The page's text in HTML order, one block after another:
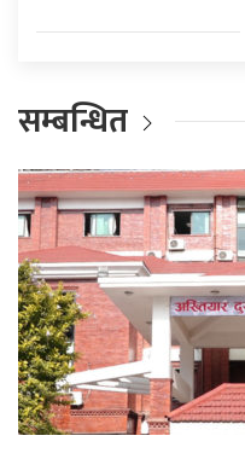
सम्बन्धित